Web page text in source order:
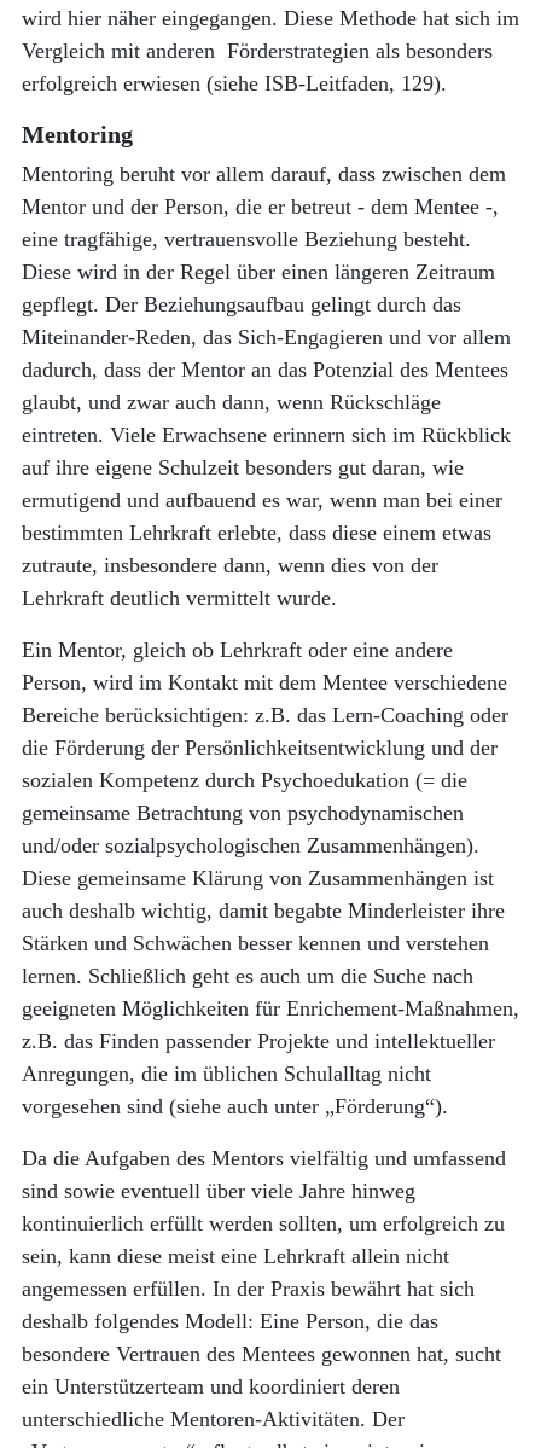
wird hier näher eingegangen. Diese Methode hat sich im
Vergleich mit anderen Förderstrategien als besonders
erfolgreich erwiesen (siehe ISB-Leitfaden, 129).
Mentoring
Mentoring beruht vor allem darauf, dass zwischen dem
Mentor und der Person, die er betreut - dem Mentee -,
eine tragfähige, vertrauensvolle Beziehung besteht.
Diese wird in der Regel über einen längeren Zeitraum
gepflegt. Der Beziehungsaufbau gelingt durch das
Miteinander-Reden, das Sich-Engagieren und vor allem
dadurch, dass der Mentor an das Potenzial des Mentees
glaubt, und zwar auch dann, wenn Rückschläge
eintreten. Viele Erwachsene erinnern sich im Rückblick
auf ihre eigene Schulzeit besonders gut daran, wie
ermutigend und aufbauend es war, wenn man bei einer
bestimmten Lehrkraft erlebte, dass diese einem etwas
zutraute, insbesondere dann, wenn dies von der
Lehrkraft deutlich vermittelt wurde.
Ein Mentor, gleich ob Lehrkraft oder eine andere
Person, wird im Kontakt mit dem Mentee verschiedene
Bereiche berücksichtigen: z.B. das Lern-Coaching oder
die Förderung der Persönlichkeitsentwicklung und der
sozialen Kompetenz durch Psychoedukation (= die
gemeinsame Betrachtung von psychodynamischen
und/oder sozialpsychologischen Zusammenhängen).
Diese gemeinsame Klärung von Zusammenhängen ist
auch deshalb wichtig, damit begabte Minderleister ihre
Stärken und Schwächen besser kennen und verstehen
lernen. Schließlich geht es auch um die Suche nach
geeigneten Möglichkeiten für Enrichement-Maßnahmen,
z.B. das Finden passender Projekte und intellektueller
Anregungen, die im üblichen Schulalltag nicht
vorgesehen sind (siehe auch unter „Förderung“).
Da die Aufgaben des Mentors vielfältig und umfassend
sind sowie eventuell über viele Jahre hinweg
kontinuierlich erfüllt werden sollten, um erfolgreich zu
sein, kann diese meist eine Lehrkraft allein nicht
angemessen erfüllen. In der Praxis bewährt hat sich
deshalb folgendes Modell: Eine Person, die das
besondere Vertrauen des Mentees gewonnen hat, sucht
ein Unterstützerteam und koordiniert deren
unterschiedliche Mentoren-Aktivitäten. Der